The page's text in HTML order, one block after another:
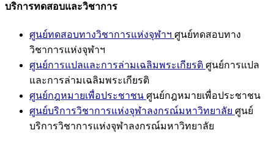
บริการทดสอบและวิชาการ
ศูนย์ทดสอบทางวิชาการแห่งจุฬาฯ ศูนย์ทดสอบทาง
วิชาการแห่งจุฬาฯ
ศูนย์การแปลและการล่ามเฉลิมพระเกียรติ ศูนย์การแปล
และการล่ามเฉลิมพระเกียรติ
ศูนย์กฎหมายเพื่อประชาชน ศูนย์กฎหมายเพื่อประชาชน
ศูนย์บริการวิชาการแห่งจุฬาลงกรณ์มหาวิทยาลัย ศูนย์
บริการวิชาการแห่งจุฬาลงกรณ์มหาวิทยาลัย